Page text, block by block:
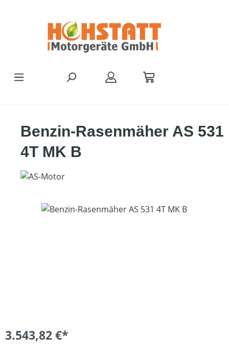
Benzin-Rasenmäher AS 531
4T MK B
Bildergalerie überspringen
3.543,82 €*